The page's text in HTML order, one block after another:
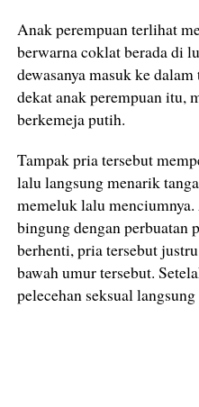
Anak perempuan terlihat
berwarna coklat berada di
dewasanya masuk ke
dekat anak perempuan itu,
berkemeja putih.
Tampak pria tersebut
lalu langsung menarik
memeluk lalu
bingung dengan perbuatan
berhenti, pria tersebut
bawah umur tersebut.
pelecehan seksual